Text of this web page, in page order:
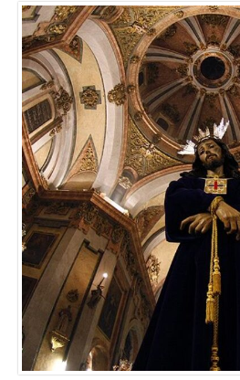
y que hemos querido
tan poderosa». A través de
cuatro colores el logo
patrimonio, entorno
símbolo amarillo, que
engloba toda la cultura y
ciudad. El naranja, que
una atalaya, se destina al
historia. El verde, por su
hoja, es el elemento que
mundo rural y natural del
el turismo activo. Por
simboliza un sendero
turismo experiencial, unido
eventos. La marca puede
banderolas que el